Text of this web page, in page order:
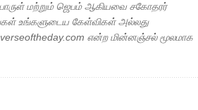
மற்றும் ஜெபம் ஆகியவை சகோதரர்
உங்களுடைய கேள்விகள் அல்லது
என்ற மின்னஞ்சல் மூலமாக